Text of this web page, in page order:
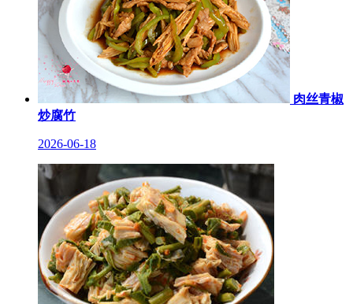
肉丝青椒
炒腐竹
2026-06-18